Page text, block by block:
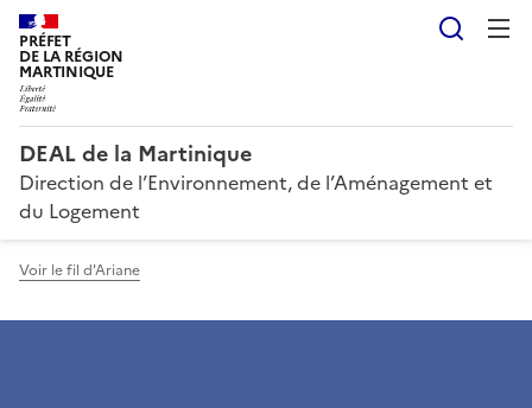
PRÉFET
DE LA RÉGION
MARTINIQUE
DEAL de la Martinique
Direction de l’Environnement, de l’Aménagement et
du Logement
Voir le fil d'Ariane